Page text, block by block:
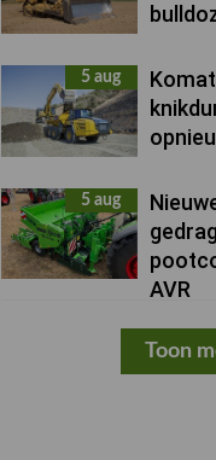
5 aug
5 aug
AVR
Toon